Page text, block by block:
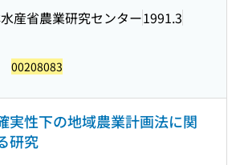
産省農業研究センター1991.3
00208083
実性下の地域農業計画法に関
研究